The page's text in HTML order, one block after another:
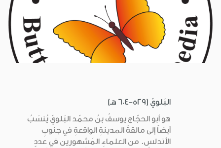
البَلويّ (529-604 هـ)
هو أبو الحجّاج يوسفُ بنُ محمّد البَلويّ يُنسَبُ
أيضاً إلى مالقةَ المدينةِ الواقعةِ في جنوبِ
الأندلسِ. من العلماءِ المَشهورين في عددٍ